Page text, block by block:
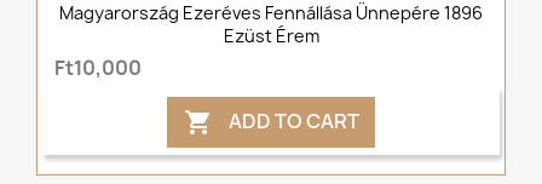
Magyarország Ezeréves Fennállása Ünnepére 1896
Ezüst Érem
Ft10,000
 ADD TO CART